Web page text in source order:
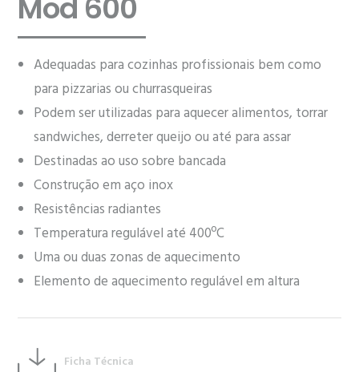
Mod 600
Adequadas para cozinhas profissionais bem como
para pizzarias ou churrasqueiras
Podem ser utilizadas para aquecer alimentos, torrar
sandwiches, derreter queijo ou até para assar
Destinadas ao uso sobre bancada
Construção em aço inox
Resistências radiantes
Temperatura regulável até 400ºC
Uma ou duas zonas de aquecimento
Elemento de aquecimento regulável em altura
Ficha Técnica